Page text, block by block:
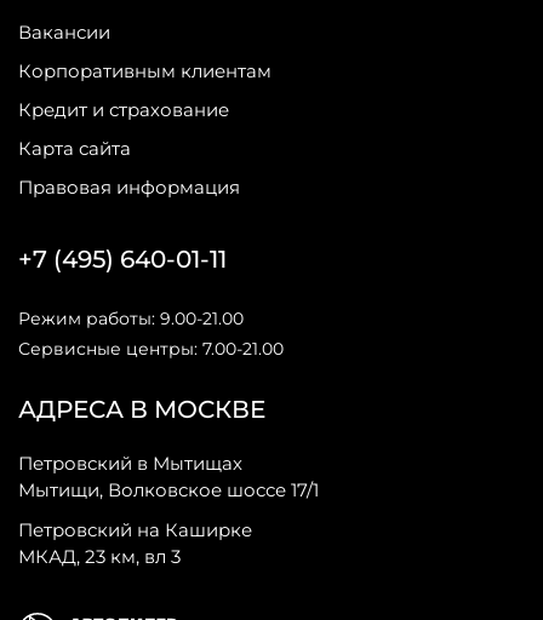
Вакансии
Корпоративным клиентам
Кредит и страхование
Карта сайта
Правовая информация
АДРЕСА В МОСКВЕ
Петровский в Мытищах
Мытищи, Волковское шоссе 17/1
Петровский на Каширке
МКАД, 23 км, вл 3
+7 (495) 640-01-11
Режим работы: 9.00-21.00
Сервисные центры: 7.00-21.00